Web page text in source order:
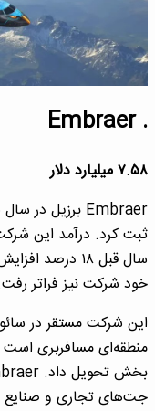
. Embraer
۷.۵۸ میلیارد دلار
سال قبل ۱۸
خود شرکت نیز فراتر
این شرکت مستقر در
جت‌های تجاری و صنایع